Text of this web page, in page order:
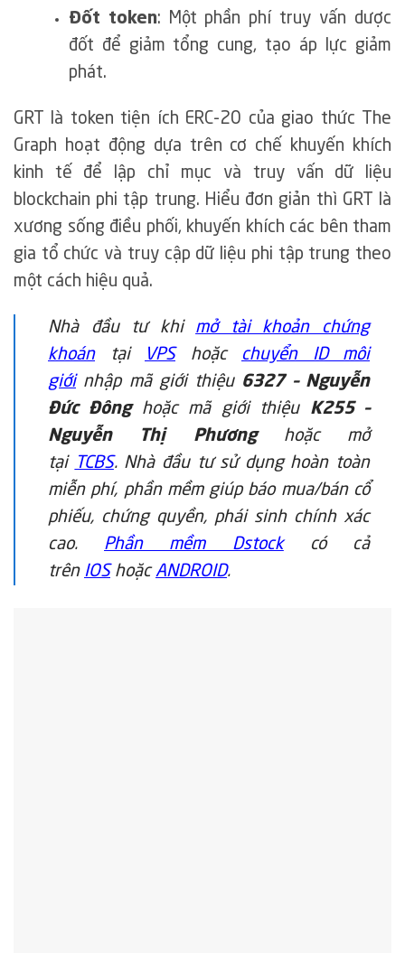
Đốt token: Một phần phí truy vấn dược
đốt để giảm tổng cung, tạo áp lực giảm
phát.
GRT là token tiện ích ERC-20 của giao thức The
Graph hoạt động dựa trên cơ chế khuyến khích
kinh tế để lập chỉ mục và truy vấn dữ liệu
blockchain phi tập trung. Hiểu đơn giản thì GRT là
xương sống điều phối, khuyến khích các bên tham
gia tổ chức và truy cập dữ liệu phi tập trung theo
một cách hiệu quả.
Nhà đầu tư khi mở tài khoản chứng
khoántại VPShoặc chuyển ID môi
giớinhập mã giới thiệu 6327 – Nguyễn
Đức Đônghoặc mã giới thiệu K255 –
Nguyễn Thị Phương hoặc mở
tại TCBS. Nhà đầu tư sử dụng hoàn toàn
miễn phí, phần mềm giúp báo mua/bán cổ
phiếu, chứng quyền, phái sinh chính xác
cao. Phần mềm Dstockcó cả
trên IOShoặcANDROID.